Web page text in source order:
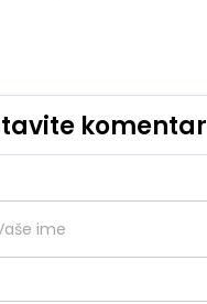
komentar